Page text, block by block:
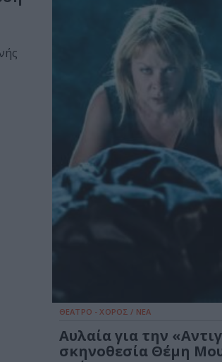
ΘΕΑΤΡΟ - ΧΟΡΟΣ / ΝΕΑ
Αυλαία για την
σκηνοθεσία Θέμη